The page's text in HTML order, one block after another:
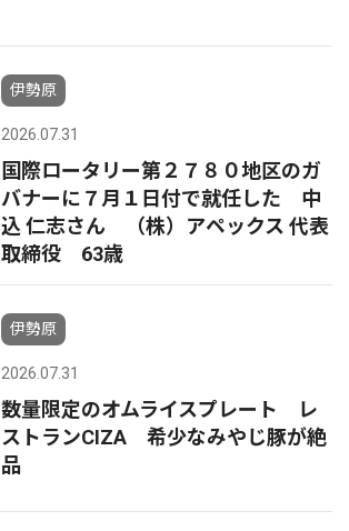
伊勢原
2026.07.31
国際ロータリー第２７８０地区のガ
バナーに７月１日付で就任した 中
込 仁志さん （株）アペックス 代表
取締役 63歳
伊勢原
2026.07.31
数量限定のオムライスプレート レ
ストランCIZA 希少なみやじ豚が絶
品